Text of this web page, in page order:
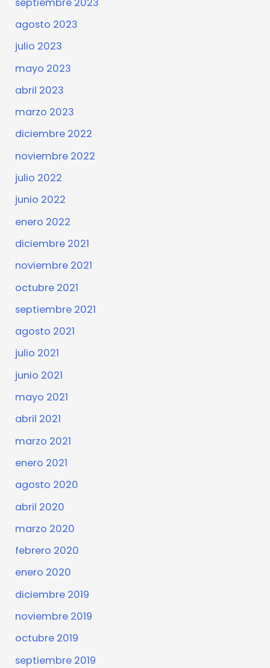
agosto 2023
julio 2023
mayo 2023
abril 2023
marzo 2023
diciembre 2022
noviembre 2022
julio 2022
junio 2022
enero 2022
diciembre 2021
noviembre 2021
octubre 2021
septiembre 2021
agosto 2021
julio 2021
junio 2021
mayo 2021
abril 2021
marzo 2021
enero 2021
agosto 2020
abril 2020
marzo 2020
febrero 2020
enero 2020
diciembre 2019
noviembre 2019
octubre 2019
septiembre 2019